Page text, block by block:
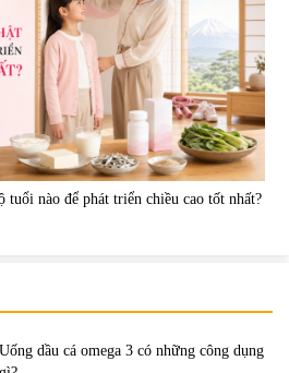
tuổi nào để phát triển chiều cao tốt nhất?
Uống dầu cá omega 3 có những công dụng